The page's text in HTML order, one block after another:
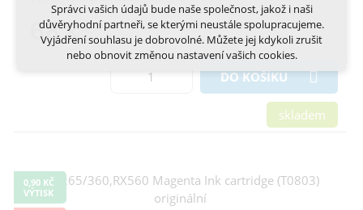
68Kč
DO KOŠÍKU
skladem
0,90 KČ
VÝTISK
marketingová cookies (Google, Ecomail, Sklik,
Smartsupp, Heureka)
Více informací o cookies na našem webu
Správci vašich údajů bude naše společnost, jakož i naši
důvěryhodní partneři, se kterými neustále spolupracujeme.
Vyjádření souhlasu je dobrovolné. Můžete jej kdykoli zrušit
nebo obnovit změnou nastavení vašich cookies.
Cookies a podobné technologie dělíme na technická: nutná
pro běh webu, bez nichž nelze web používat a volitelná. Do
této části spadají analytická a marketingová cookies.